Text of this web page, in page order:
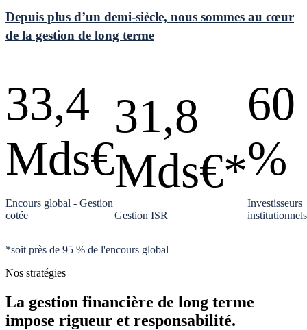
Depuis plus d’un demi-siècle, nous sommes au cœur
de la gestion de long terme
Encours global - Gestion
cotée
33,4
Mds€
Gestion ISR
31,8
Mds€*
Investisseurs
institutionnels
60
%
*soit près de 95 % de l'encours global
Nos stratégies
La gestion financière de long terme
impose rigueur et responsabilité.